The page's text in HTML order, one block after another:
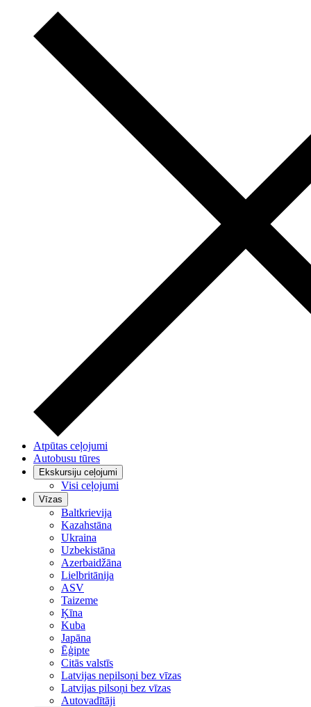
Atpūtas ceļojumi
Autobusu tūres
Ekskursiju ceļojumi
Visi ceļojumi
Vīzas
Baltkrievija
Kazahstāna
Ukraina
Uzbekistāna
Azerbaidžāna
Lielbritānija
ASV
Taizeme
Ķīna
Kuba
Japāna
Ēģipte
Citās valstīs
Latvijas nepilsoņi bez vīzas
Latvijas pilsoņi bez vīzas
Autovadītāji